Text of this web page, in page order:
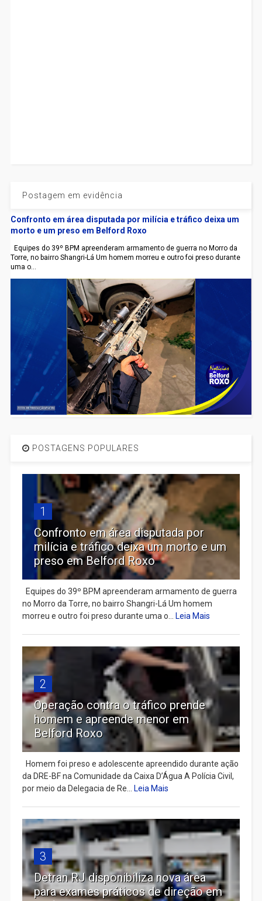
Postagem em evidência
Confronto em área disputada por milícia e tráfico deixa um
morto e um preso em Belford Roxo
Equipes do 39º BPM apreenderam armamento de guerra no Morro da
Torre, no bairro Shangri-Lá Um homem morreu e outro foi preso durante
uma o...
POSTAGENS POPULARES
1
Confronto em área disputada por
milícia e tráfico deixa um morto e um
preso em Belford Roxo
Equipes do 39º BPM apreenderam armamento de guerra
no Morro da Torre, no bairro Shangri-Lá Um homem
morreu e outro foi preso durante uma o... Leia Mais
2
Operação contra o tráfico prende
homem e apreende menor em
Belford Roxo
Homem foi preso e adolescente apreendido durante ação
da DRE-BF na Comunidade da Caixa D’Água A Polícia Civil,
por meio da Delegacia de Re... Leia Mais
3
Detran RJ disponibiliza nova área
para exames práticos de direção em